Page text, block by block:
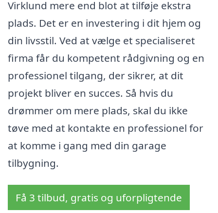
Virklund mere end blot at tilføje ekstra
plads. Det er en investering i dit hjem og
din livsstil. Ved at vælge et specialiseret
firma får du kompetent rådgivning og en
professionel tilgang, der sikrer, at dit
projekt bliver en succes. Så hvis du
drømmer om mere plads, skal du ikke
tøve med at kontakte en professionel for
at komme i gang med din garage
tilbygning.
Få 3 tilbud, gratis og uforpligtende